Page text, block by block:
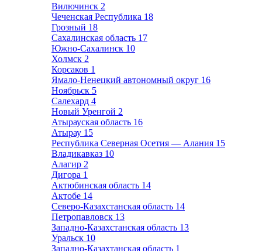
Вилючинск 2
Чеченская Республика 18
Грозный 18
Сахалинская область 17
Южно-Сахалинск 10
Холмск 2
Корсаков 1
Ямало-Ненецкий автономный округ 16
Ноябрьск 5
Салехард 4
Новый Уренгой 2
Атырауская область 16
Атырау 15
Республика Северная Осетия — Алания 15
Владикавказ 10
Алагир 2
Дигора 1
Актюбинская область 14
Актобе 14
Северо-Казахстанская область 14
Петропавловск 13
Западно-Казахстанская область 13
Уральск 10
Западно-Казахтанская область 1